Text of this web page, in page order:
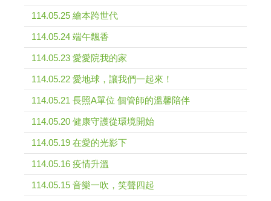
114.05.25 繪本跨世代
114.05.24 端午飄香
114.05.23 愛愛院我的家
114.05.22 愛地球，讓我們一起來！
114.05.21 長照A單位 個管師的溫馨陪伴
114.05.20 健康守護從環境開始
114.05.19 在愛的光影下
114.05.16 疫情升溫
114.05.15 音樂一吹，笑聲四起